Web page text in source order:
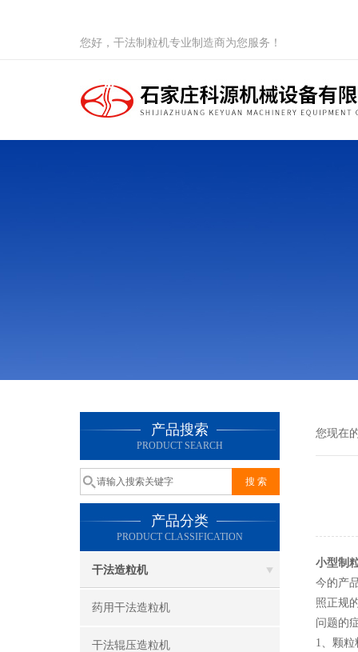
您好，干法制粒机专业制造商为您服务！
产品搜索
PRODUCT SEARCH
产品分类
PRODUCT CLASSIFICATION
干法造粒机
药用干法造粒机
干法辊压造粒机
您现在
小型制
今的产
照正规
问题的
1、颗